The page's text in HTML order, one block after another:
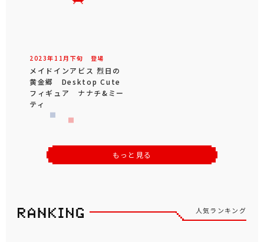
2023年 11 月 下旬 登場
メイドインアビス 烈日の
黄金郷 Desktop Cute
フィギュア ナナチ&ミー
ティ
もっと見る
人気ランキング